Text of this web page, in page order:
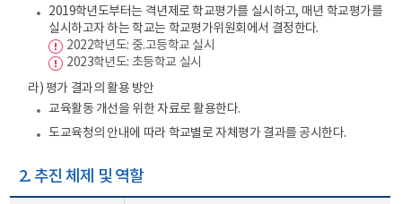
2019학년도부터는 격년제로 학교평가를 실시하고, 매년 학교평가를
실시하고자 하는 학교는 학교평가위원회에서 결정한다.
2022학년도: 중.고등학교 실시
2023학년도: 초등학교 실시
라) 평가 결과의 활용 방안
교육활동 개선을 위한 자료로 활용한다.
도교육청의 안내에 따라 학교별로 자체평가 결과를 공시한다.
2. 추진 체제 및 역할